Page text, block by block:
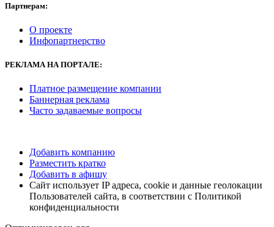
Партнерам:
О проекте
Инфопартнерство
РЕКЛАМАНА ПОРТАЛЕ:
Платное размещение компании
Баннерная реклама
Часто задаваемые вопросы
Добавить компанию
Разместить кратко
Добавить в афишу
Сайт использует IP адреса, cookie и данные геолокации
Пользователей сайта, в соответствии с Политикой
конфиденциальности